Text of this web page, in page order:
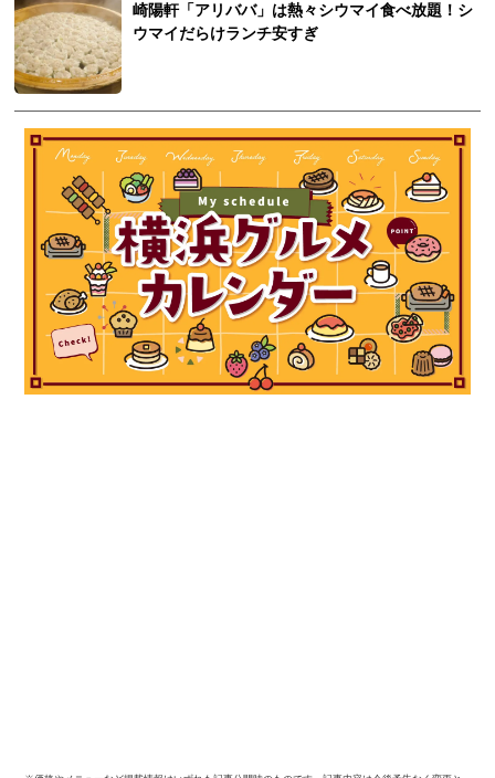
崎陽軒「アリババ」は熱々シウマイ食べ放題！シ
ウマイだらけランチ安すぎ